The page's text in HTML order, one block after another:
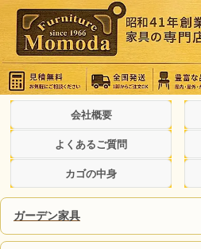
会社概要
よくあるご質問
カゴの中身
ガーデン家具